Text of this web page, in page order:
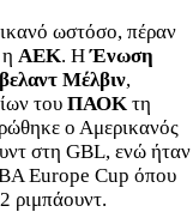
ωστόσο, πέραν
ΑΕΚ. ΗΈνωση
Μέλβιν,
του ΠΑΟΚ τη
ο Αμερικανός
στη GBL, ενώ ήταν
Europe Cup όπου
ριμπάουντ.